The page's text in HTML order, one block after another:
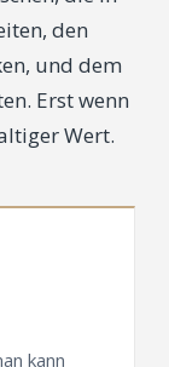
den
und dem
Erst wenn
Wert.
kann